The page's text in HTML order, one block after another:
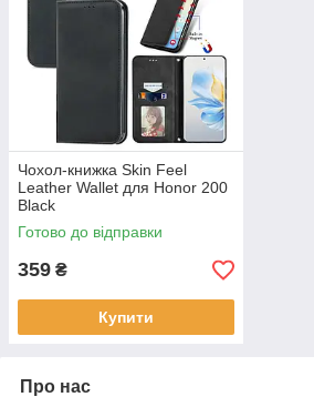
Чохол-книжка Skin Feel
Leather Wallet для Honor 200
Black
Готово до відправки
359 ₴
Купити
Про нас